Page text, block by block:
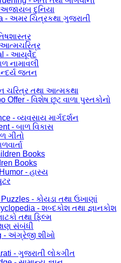
અજાયબ દુનિયા
- અમર ચિત્રકથા ગુજરાતી
આત્મચરિત્ર
- આયૂર્વેદ
નામાવલી
જતન
ચરિત્ર તથા આત્મકથા
Offer - વિશેષ છૂટ વાળા પુસ્તકોનો
- વ્યવસાય માર્ગદર્શન
- બાળ વિકાસ
ગીતો
Books
Books
- હાસ્ય
- કોયડા તથા ઉખાણાં
- શબ્દકોશ તથા જ્ઞાનકોશ
તથા ફિલ્મ
સંબંધી
- અંગ્રેજી શીખો
- ગુજરાતી લોકગીત